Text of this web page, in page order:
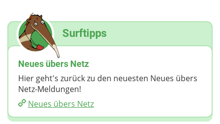
Surftipps
Neues übers Netz
Hier geht's zurück zu den neuesten Neues übers
Netz-Meldungen!
Neues übers Netz